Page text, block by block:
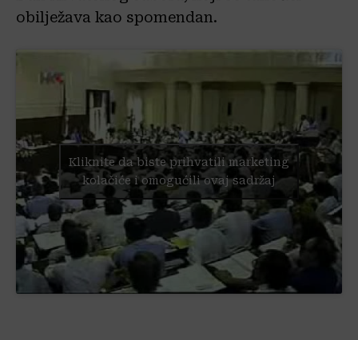
obilježava kao spomendan.
Kliknite da biste prihvatili marketing
kolačiće i omogućili ovaj sadržaj